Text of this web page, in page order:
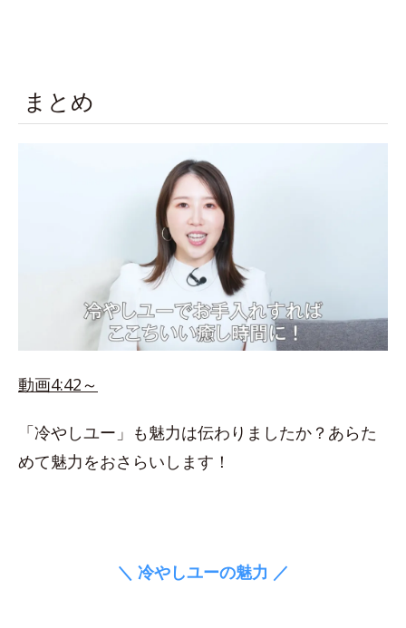
まとめ
動画4:42～
「冷やしユー」も魅力は伝わりましたか？あらた
めて魅力をおさらいします！
＼ 冷やしユーの魅力 ／